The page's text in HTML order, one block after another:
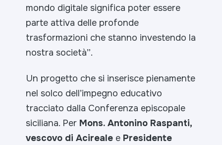
mondo digitale significa poter essere
parte attiva delle profonde
trasformazioni che stanno investendo la
nostra società”.
Un progetto che si inserisce pienamente
nel solco dell’impegno educativo
tracciato dalla Conferenza episcopale
siciliana. Per Mons. Antonino Raspanti,
vescovo di Acireale e Presidente